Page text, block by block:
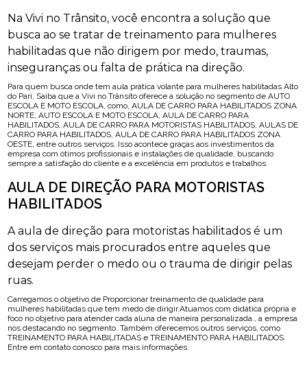
Na Vivi no Trânsito, você encontra a solução que
busca ao se tratar de treinamento para mulheres
habilitadas que não dirigem por medo, traumas,
inseguranças ou falta de prática na direção.
Para quem busca onde tem aula prática volante para mulheres habilitadas Alto
do Pari, Saiba que a Vivi no Trânsito oferece a solução no segmento de AUTO
ESCOLA E MOTO ESCOLA, como, AULA DE CARRO PARA HABILITADOS ZONA
NORTE, AUTO ESCOLA E MOTO ESCOLA, AULA DE CARRO PARA
HABILITADOS, AULA DE CARRO PARA MOTORISTAS HABILITADOS, AULAS DE
CARRO PARA HABILITADOS, AULA DE CARRO PARA HABILITADOS ZONA
OESTE, entre outros serviços. Isso acontece graças aos investimentos da
empresa com ótimos profissionais e instalações de qualidade, buscando
sempre a satisfação do cliente e a excelência em produtos e trabalhos.
AULA DE DIREÇÃO PARA MOTORISTAS
HABILITADOS
A aula de direção para motoristas habilitados é um
dos serviços mais procurados entre aqueles que
desejam perder o medo ou o trauma de dirigir pelas
ruas.
Carregamos o objetivo de Proporcionar treinamento de qualidade para
mulheres habilitadas que tem medo de dirigir.Atuamos com didática própria e
foco no objetivo para atender cada aluna de maneira personalizada., a empresa
nos destacando no segmento. Também oferecemos outros serviços, como
TREINAMENTO PARA HABILITADAS e TREINAMENTO PARA HABILITADOS.
Entre em contato conosco para mais informações.